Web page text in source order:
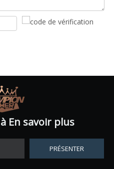
En savoir plus
PRÉSENTER